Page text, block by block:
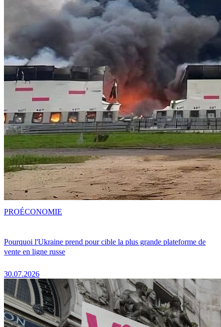
Pourquoi l'Ukraine prend pour cible la plus grande plateforme de
vente en ligne russe
30.07.2026
PROÉCONOMIE